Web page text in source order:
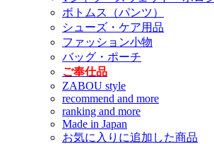
ボトムス（パンツ）
シューズ・ケア用品
ファッション小物
バッグ・ポーチ
ご奉仕品
ZABOU style
recommend and more
ranking and more
Made in Japan
お気に入りに追加した商品